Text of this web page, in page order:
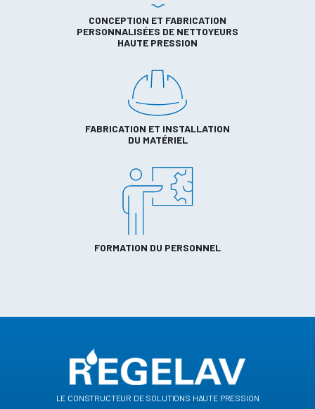
CONCEPTION ET FABRICATION
PERSONNALISÉES DE NETTOYEURS
HAUTE PRESSION
FABRICATION ET INSTALLATION
DU MATÉRIEL
FORMATION DU PERSONNEL
le constructeur de solutions haute pression